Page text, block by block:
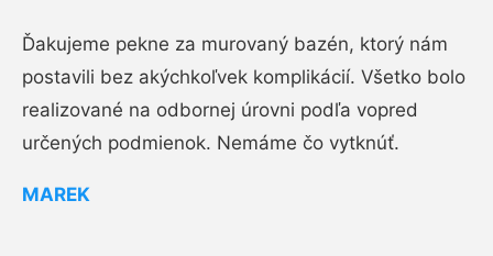
Ďakujeme pekne za murovaný bazén, ktorý nám
postavili bez akýchkoľvek komplikácií. Všetko bolo
realizované na odbornej úrovni podľa vopred
určených podmienok. Nemáme čo vytknúť.
MAREK